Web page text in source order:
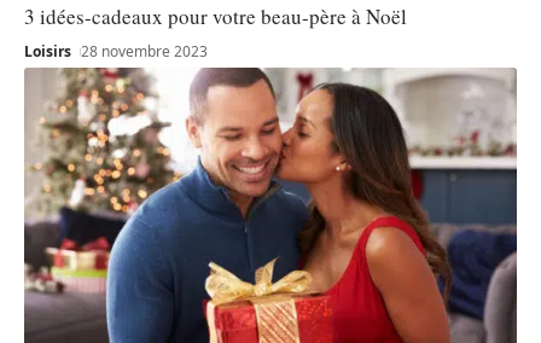
3 idées-cadeaux pour votre beau-père à Noël
Loisirs 28 novembre 2023